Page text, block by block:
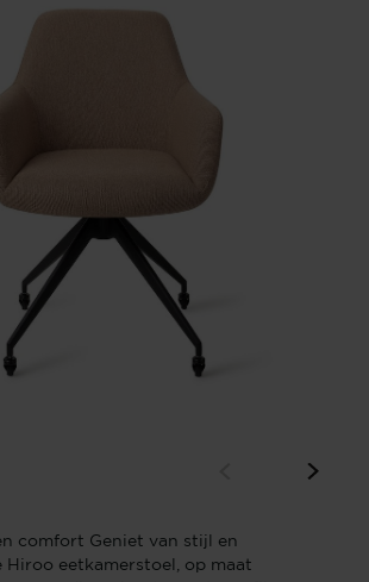
comfort Geniet van stijl en
eetkamerstoel, op maat